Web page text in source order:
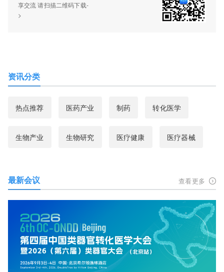
享交流 请扫描二维码下载-
>
资讯分类
热点推荐 医药产业 制药 转化医学
生物产业 生物研究 医疗健康 医疗器械
最新会议 查看更多